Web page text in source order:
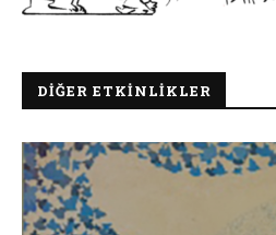
DIĞER ETKINLIKLER